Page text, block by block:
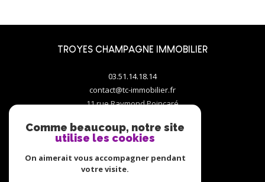
TROYES CHAMPAGNE IMMOBILIER
03.51.14.18.14
contact@tc-immobilier.fr
11 rue Raymond Poincaré
Comme beaucoup, notre site
utilise les cookies
On aimerait vous accompagner pendant
votre visite.